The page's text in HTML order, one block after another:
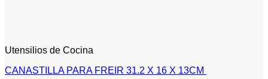
Utensilios de Cocina
CANASTILLA PARA FREIR 31.2 X 16 X 13CM